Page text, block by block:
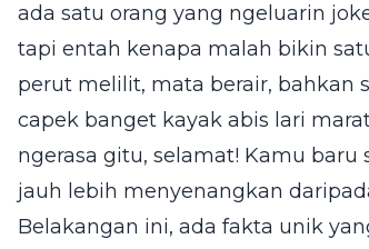
ada satu orang yang ngeluarin
tapi entah kenapa malah bikin
perut melilit, mata berair, bahkan
capek banget kayak abis lari
ngerasa gitu, selamat! Kamu
jauh lebih menyenangkan
Belakangan ini, ada fakta unik